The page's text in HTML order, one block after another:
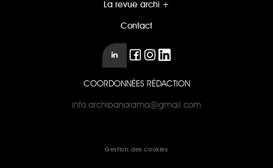
La revue archi +
Contact
COORDONNÉES RÉDACTION
info.archipanorama@gmail.com
Gestion des cookies